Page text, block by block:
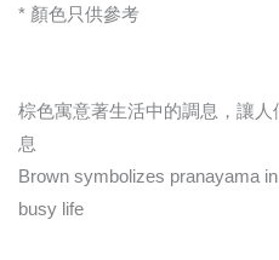
* 顏色只供參考
棕色寓意著生活中的調息，讓
息
Brown symbolizes pranayama
busy life